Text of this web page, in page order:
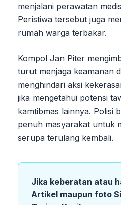
menjalani perawatan
Peristiwa tersebut juga
rumah warga terbakar.
Kompol Jan Piter
turut menjaga keamanan
menghindari aksi
jika mengetahui potensi
kamtibmas lainnya. Polisi
penuh masyarakat untuk
serupa terulang kembali.
Jika keberatan atau
Artikel maupun foto